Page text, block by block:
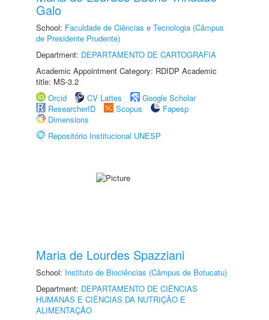
Galo
School: Faculdade de Ciências e Tecnologia (Câmpus
de Presidente Prudente)
Department: DEPARTAMENTO DE CARTOGRAFIA
Academic Appointment Category: RDIDP Academic
title: MS-3.2
Orcid
CV Lattes
Google Scholar
ResearcherID
Scopus
Fapesp
Dimensions
Repositório Institucional UNESP
Maria de Lourdes Spazziani
School: Instituto de Biociências (Câmpus de Botucatu)
Department: DEPARTAMENTO DE CIÊNCIAS
HUMANAS E CIÊNCIAS DA NUTRIÇÃO E
ALIMENTAÇÃO